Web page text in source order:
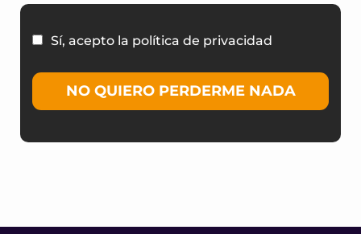
Sí, acepto la política de privacidad
NO QUIERO PERDERME NADA